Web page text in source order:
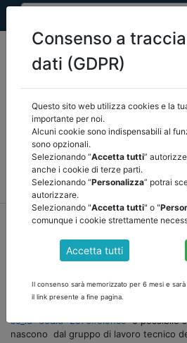
Seleziona una categoria:
COMUNICAZIONI
RASSEGNA STAMPA
home notizie comunicazioni
nella sezione
sc_id=30&id=2576#elencoè possibile
nascono dal gruppo di lavoro tecnico
Consenso a
dati (GDPR)
Questo sito web utilizza cookies e la
importante per noi.
Alcuni cookie sono indispensabili al
sono opzionali.
Selezionando “Accetta tutti”
anche i cookie di terze parti.
Selezionando “Personalizza” potrai
autorizzare.
Selezionando "Accetta tutti" o "
comunque i cookie strettamente
Accetta tutti
Il consenso sarà memorizzato per 6 mesi e
il link presente a fine pagina.